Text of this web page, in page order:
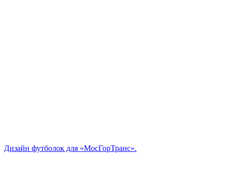
Дизайн футболок для «МосГорТранс».